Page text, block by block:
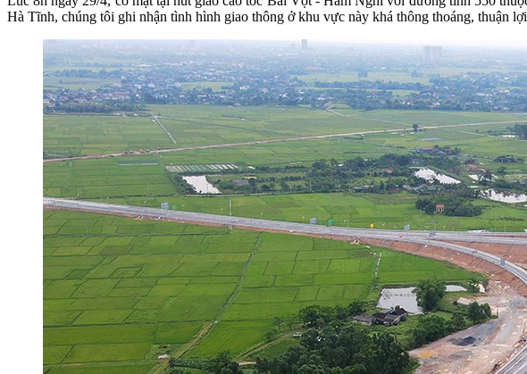
Hà Tĩnh, chúng tôi ghi nhận tình hình giao thông ở khu vực này khá thông thoáng, thuận